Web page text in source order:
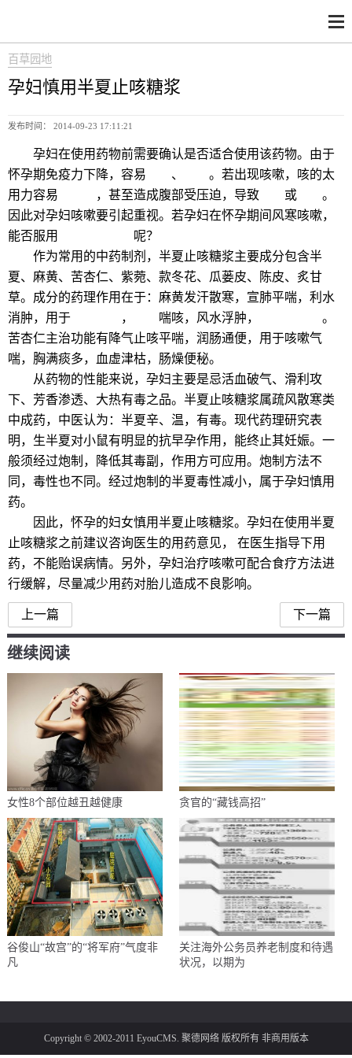
百草园地
孕妇慎用半夏止咳糖浆
发布时间： 2014-09-23 17:11:21
孕妇在使用药物前需要确认是否适合使用该药物。由于
怀孕期免疫力下降，容易
、
。若出现咳嗽，咳的太
用力容易
，甚至造成腹部受压迫，导致 或
。
因此对孕妇咳嗽要引起重视。 若孕妇在怀孕期间风寒咳嗽，
能否服用
呢？
作为常用的中药制剂，半夏止咳糖浆主要成分包含半
夏、麻黄、苦杏仁、紫菀、款冬花、瓜蒌皮、陈皮、炙甘
草。成分的药理作用在于：麻黄发汗散寒，宣肺平喘，利水
消肿，用于
， 喘咳，风水浮肿，
。
苦杏仁主治功能有降气止咳平喘，润肠通便，用于咳嗽气
喘，胸满痰多，血虚津枯，肠燥便秘。
从药物的性能来说，孕妇主要是忌活血破气、滑利攻
下、芳香渗透、大热有毒之品。半夏止咳糖浆属疏风散寒类
中成药，中医认为：半夏辛、温，有毒。现代药理研究表
明，生半夏对小鼠有明显的抗早孕作用，能终止其妊娠。 一
般须经过炮制，降低其毒副，作用方可应用。炮制方法不
同，毒性也不同。经过炮制的半夏毒性减小，属于孕妇慎用
药。
因此，怀孕的妇女慎用半夏止咳糖浆。孕妇在使用半夏
止咳糖浆之前建议咨询医生的用药意见， 在医生指导下用
药，不能贻误病情。另外，孕妇治疗咳嗽可配合食疗方法进
行缓解，尽量减少用药对胎儿造成不良影响。
上一篇 下一篇
继续阅读
女性8个部位越丑越健康 贪官的“藏钱高招”
谷俊山“故宫”的“将军府”气度非
凡
关注海外公务员养老制度和待遇
状况，以期为
Copyright © 2002-2011 EyouCMS. 聚德网络 版权所有 非商用版本